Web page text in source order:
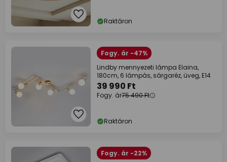
Raktáron
Fogy. ár -47%
Lindby mennyezeti lámpa Elaina,
180cm, 6 lámpás, sárgaréz, üveg, E14
39 990 Ft
Fogy. ár75 490 Ft
Raktáron
Fogy. ár -22%